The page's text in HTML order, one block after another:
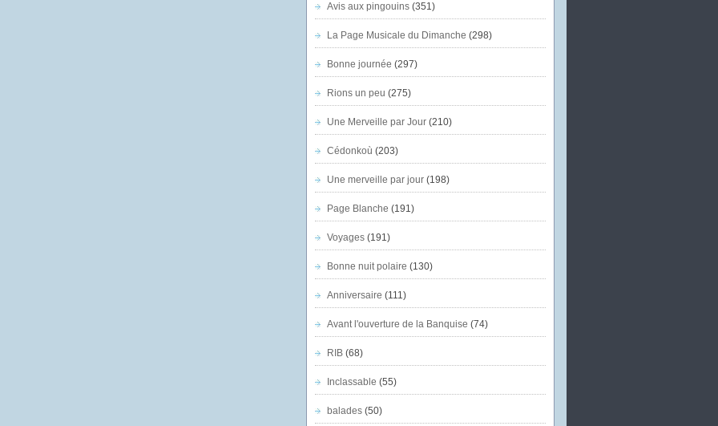
Avis aux pingouins(351)
La Page Musicale du Dimanche (298)
Bonne journée (297)
Rions un peu (275)
Une Merveille par Jour(210)
Cédonkoù (203)
Une merveille par jour(198)
Page Blanche (191)
Voyages(191)
Bonne nuit polaire (130)
Anniversaire (111)
Avant l'ouverture de la Banquise (74)
RIB(68)
Inclassable (55)
balades(50)